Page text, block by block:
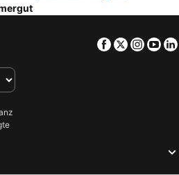
Las Marías
JUFA Hotel Grundlsee
Facebook
Twitter